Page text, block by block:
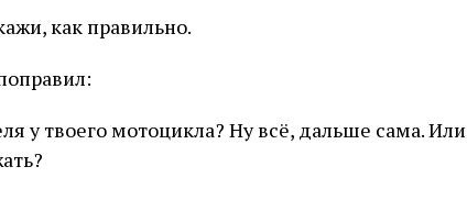
как правильно.
у твоего мотоцикла? Ну всё, дальше сама. Или